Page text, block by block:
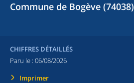
Commune de Bogève (74038)
CHIFFRES DÉTAILLÉS
Paru le : 06/08/2026
Imprimer